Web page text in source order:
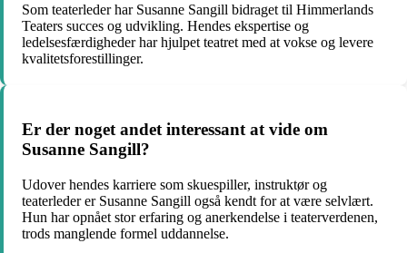
Som teaterleder har Susanne Sangill bidraget til Himmerlands
Teaters succes og udvikling. Hendes ekspertise og
ledelsesfærdigheder har hjulpet teatret med at vokse og levere
kvalitetsforestillinger.
Er der noget andet interessant at vide om
Susanne Sangill?
Udover hendes karriere som skuespiller, instruktør og
teaterleder er Susanne Sangill også kendt for at være selvlært.
Hun har opnået stor erfaring og anerkendelse i teaterverdenen,
trods manglende formel uddannelse.